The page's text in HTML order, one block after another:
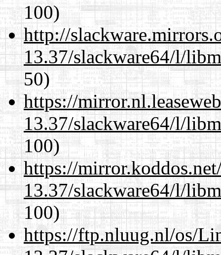
100)
http://
13.37/slackware64/l/
50)
https://
13.37/slackware64/l/
100)
https://
13.37/slackware64/l/
100)
https://ftp.nluug.nl/os/